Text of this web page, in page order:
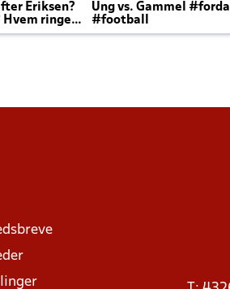
Eriksen?
Hvem ringer
Ung vs. Gammel
#football